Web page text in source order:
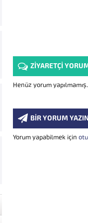
ZİYARETÇİ
Henüz yorum
BİR YORUM
Yorum yapabilmek için